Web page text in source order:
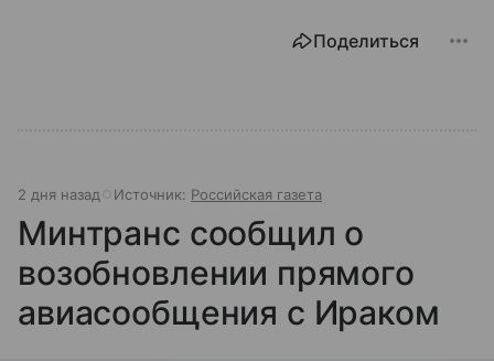
Поделиться
2 дня назад Источник: Российская газета
Минтранс сообщил о
возобновлении прямого
авиасообщения с Ираком